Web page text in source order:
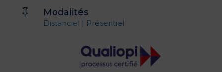
 Modalités
Distanciel | Présentiel